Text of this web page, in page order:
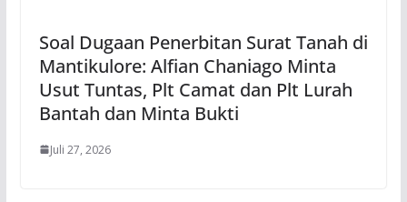
Soal Dugaan Penerbitan Surat Tanah di
Mantikulore: Alfian Chaniago Minta
Usut Tuntas, Plt Camat dan Plt Lurah
Bantah dan Minta Bukti
Juli 27, 2026